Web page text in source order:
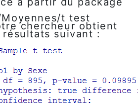
t test
chercheur obtient
suivant :